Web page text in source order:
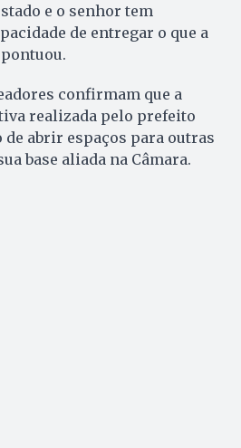
e o senhor tem
de entregar o que a
confirmam que a
realizada pelo prefeito
abrir espaços para outras
base aliada na Câmara.